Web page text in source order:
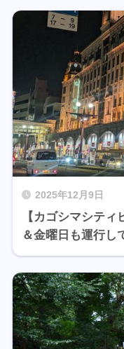
2025年12月9日
【カゴシマシテ
＆金曜日も運行し